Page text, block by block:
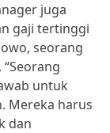
juga
gaji tertinggi
seorang
untuk
Mereka harus
dan